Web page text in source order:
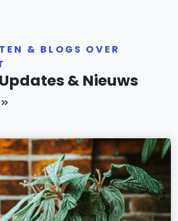
& BLOGS OVER
& Nieuws